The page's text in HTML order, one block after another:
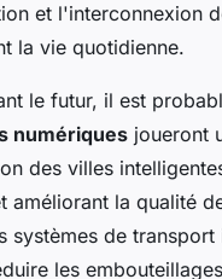
et l'interconnexion
la vie quotidienne.
le futur, il est
numériques joueront
des villes
améliorant la qualité
systèmes de transport
les